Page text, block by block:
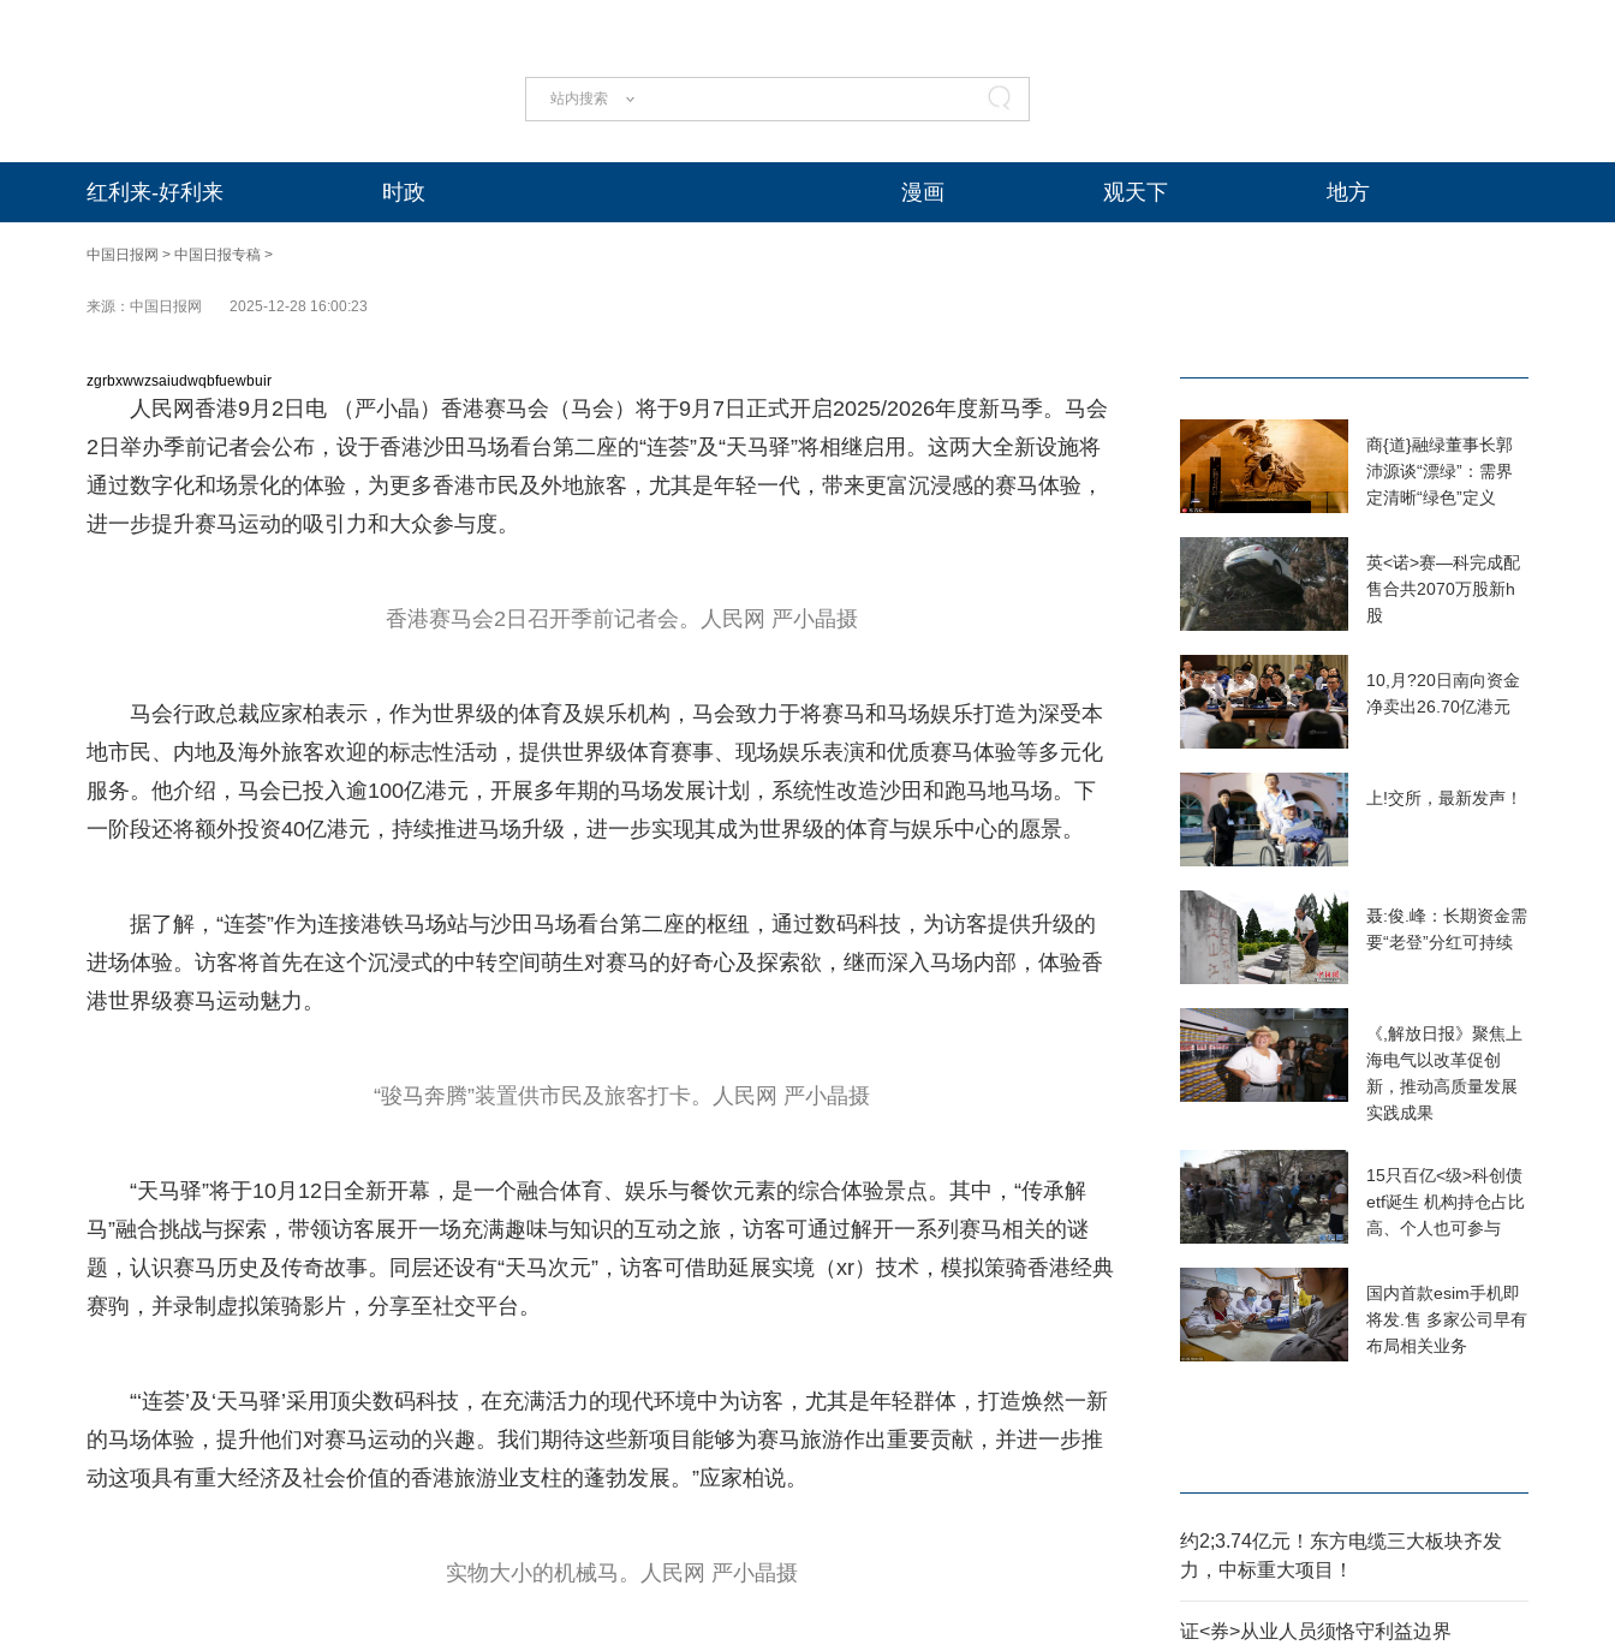
站内搜索
红利来-好利来 时政 漫画 观天下 地方
中国日报网 > 中国日报专稿 >
来源：中国日报网 2025-12-28 16:00:23
zgrbxwwzsaiudwqbfuewbuir
人民网香港9月2日电 （严小晶）香港赛马会（马会）将于9月7日正式开启2025/2026年度新马季。马会
2日举办季前记者会公布，设于香港沙田马场看台第二座的“连荟”及“天马驿”将相继启用。这两大全新设施将
通过数字化和场景化的体验，为更多香港市民及外地旅客，尤其是年轻一代，带来更富沉浸感的赛马体验，
进一步提升赛马运动的吸引力和大众参与度。
香港赛马会2日召开季前记者会。人民网 严小晶摄
马会行政总裁应家柏表示，作为世界级的体育及娱乐机构，马会致力于将赛马和马场娱乐打造为深受本
地市民、内地及海外旅客欢迎的标志性活动，提供世界级体育赛事、现场娱乐表演和优质赛马体验等多元化
服务。他介绍，马会已投入逾100亿港元，开展多年期的马场发展计划，系统性改造沙田和跑马地马场。下
一阶段还将额外投资40亿港元，持续推进马场升级，进一步实现其成为世界级的体育与娱乐中心的愿景。
据了解，“连荟”作为连接港铁马场站与沙田马场看台第二座的枢纽，通过数码科技，为访客提供升级的
进场体验。访客将首先在这个沉浸式的中转空间萌生对赛马的好奇心及探索欲，继而深入马场内部，体验香
港世界级赛马运动魅力。
“骏马奔腾”装置供市民及旅客打卡。人民网 严小晶摄
“天马驿”将于10月12日全新开幕，是一个融合体育、娱乐与餐饮元素的综合体验景点。其中，“传承解
马”融合挑战与探索，带领访客展开一场充满趣味与知识的互动之旅，访客可通过解开一系列赛马相关的谜
题，认识赛马历史及传奇故事。同层还设有“天马次元”，访客可借助延展实境（xr）技术，模拟策骑香港经典
赛驹，并录制虚拟策骑影片，分享至社交平台。
“‘连荟’及‘天马驿’采用顶尖数码科技，在充满活力的现代环境中为访客，尤其是年轻群体，打造焕然一新
的马场体验，提升他们对赛马运动的兴趣。我们期待这些新项目能够为赛马旅游作出重要贡献，并进一步推
动这项具有重大经济及社会价值的香港旅游业支柱的蓬勃发展。”应家柏说。
实物大小的机械马。人民网 严小晶摄
商{道}融绿董事长郭
沛源谈“漂绿”：需界
定清晰“绿色”定义
英<诺>赛—科完成配
售合共2070万股新h
股
10,月?20日南向资金
净卖出26.70亿港元
上!交所，最新发声！
聂:俊.峰：长期资金需
要“老登”分红可持续
《,解放日报》聚焦上
海电气以改革促创
新，推动高质量发展
实践成果
15只百亿<级>科创债
etf诞生 机构持仓占比
高、个人也可参与
国内首款esim手机即
将发.售 多家公司早有
布局相关业务
约2;3.74亿元！东方电缆三大板块齐发
力，中标重大项目！
证<券>从业人员须恪守利益边界